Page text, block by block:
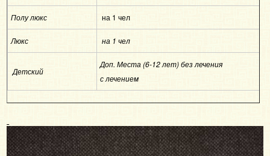
Полу люкс на 1 чел
Люкс на 1 чел
Детский
Доп. Места (6-12 лет) без лечения
с лечением